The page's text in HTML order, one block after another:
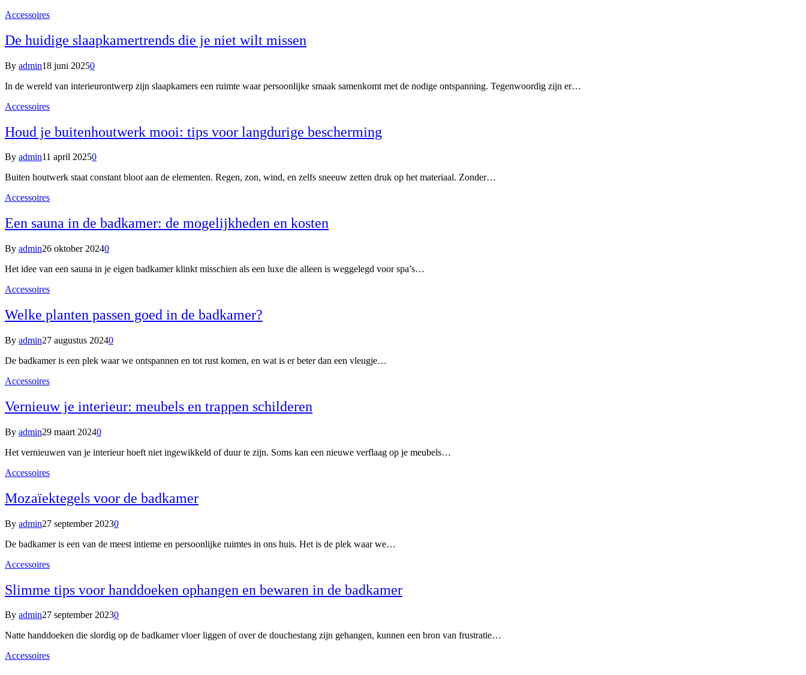
Accessoires
De huidige slaapkamertrends die je niet wilt missen
By admin18 juni 20250
In de wereld van interieurontwerp zijn slaapkamers een ruimte waar persoonlijke smaak samenkomt met de nodige ontspanning. Tegenwoordig zijn er…
Accessoires
Houd je buitenhoutwerk mooi: tips voor langdurige bescherming
By admin11 april 20250
Buiten houtwerk staat constant bloot aan de elementen. Regen, zon, wind, en zelfs sneeuw zetten druk op het materiaal. Zonder…
Accessoires
Een sauna in de badkamer: de mogelijkheden en kosten
By admin26 oktober 20240
Het idee van een sauna in je eigen badkamer klinkt misschien als een luxe die alleen is weggelegd voor spa’s…
Accessoires
Welke planten passen goed in de badkamer?
By admin27 augustus 20240
De badkamer is een plek waar we ontspannen en tot rust komen, en wat is er beter dan een vleugje…
Accessoires
Vernieuw je interieur: meubels en trappen schilderen
By admin29 maart 20240
Het vernieuwen van je interieur hoeft niet ingewikkeld of duur te zijn. Soms kan een nieuwe verflaag op je meubels…
Accessoires
Mozaïektegels voor de badkamer
By admin27 september 20230
De badkamer is een van de meest intieme en persoonlijke ruimtes in ons huis. Het is de plek waar we…
Accessoires
Slimme tips voor handdoeken ophangen en bewaren in de badkamer
By admin27 september 20230
Natte handdoeken die slordig op de badkamer vloer liggen of over de douchestang zijn gehangen, kunnen een bron van frustratie…
Accessoires